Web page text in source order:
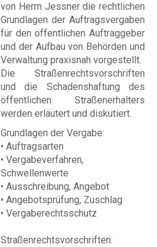
von Herrn Jessner die rechtlichen
Grundlagen der Auftragsvergaben
für den öffentlichen Auftraggeber
und der Aufbau von Behörden und
Verwaltung praxisnah vorgestellt.
Die Straßenrechtsvorschriften
und die Schadenshaftung des
öffentlichen Straßenerhalters
werden erläutert und diskutiert.
Grundlagen der Vergabe:
• Auftragsarten
• Vergabeverfahren,
Schwellenwerte
• Ausschreibung, Angebot
• Angebotsprüfung, Zuschlag
• Vergaberechtsschutz
Straßenrechtsvorschriften: